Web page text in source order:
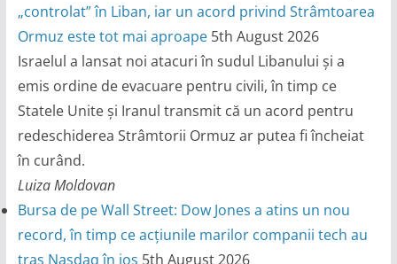
„controlat” în Liban, iar un acord privind Strâmtoarea
Ormuz este tot mai aproape 5th August 2026
Israelul a lansat noi atacuri în sudul Libanului și a
emis ordine de evacuare pentru civili, în timp ce
Statele Unite și Iranul transmit că un acord pentru
redeschiderea Strâmtorii Ormuz ar putea fi încheiat
în curând.
Luiza Moldovan
Bursa de pe Wall Street: Dow Jones a atins un nou
record, în timp ce acțiunile marilor companii tech au
tras Nasdaq în jos 5th August 2026